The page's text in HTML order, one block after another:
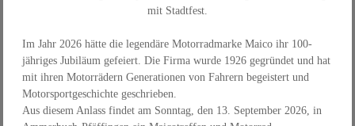
mit Stadtfest.
Im Jahr 2026 hätte die legendäre Motorradmarke Maico ihr 100-
jähriges Jubiläum gefeiert. Die Firma wurde 1926 gegründet und hat
mit ihren Motorrädern Generationen von Fahrern begeistert und
Motorsportgeschichte geschrieben.
Aus diesem Anlass findet am Sonntag, den 13. September 2026, in